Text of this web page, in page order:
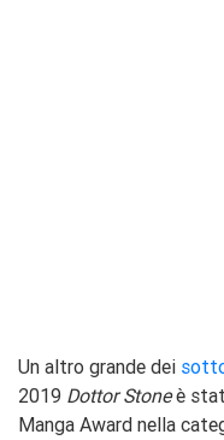
Un altro grande dei
2019 Dottor Stoneè
Manga Award nella